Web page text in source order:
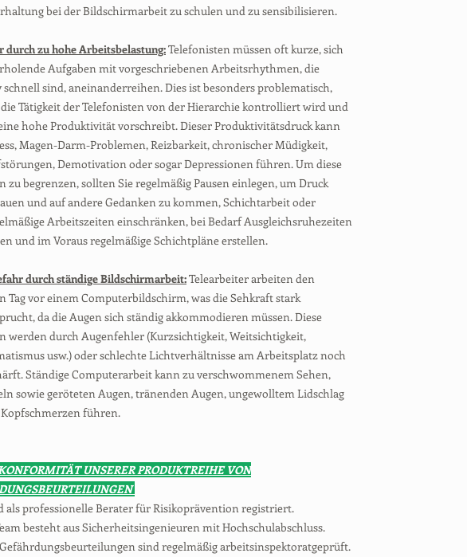
bei der Bildschirmarbeit zu schulen und zu sensibilisieren.
durch zu hohe Arbeitsbelastung:Telefonisten müssen oft kurze, sich
Aufgaben mit vorgeschriebenen Arbeitsrhythmen, die
sind, aneinanderreihen. Dies ist besonders problematisch,
Tätigkeit der Telefonisten von der Hierarchie kontrolliert wird und
hohe Produktivität vorschreibt. Dieser Produktivitätsdruck kann
Magen-Darm-Problemen, Reizbarkeit, chronischer Müdigkeit,
Demotivation oder sogar Depressionen führen. Um diese
zu begrenzen, sollten Sie regelmäßig Pausen einlegen, um Druck
und auf andere Gedanken zu kommen, Schichtarbeit oder
Arbeitszeiten einschränken, bei Bedarf Ausgleichsruhezeiten
und im Voraus regelmäßige Schichtpläne erstellen.
durch ständige Bildschirmarbeit:Telearbeiter arbeiten den
Tag vor einem Computerbildschirm, was die Sehkraft stark
da die Augen sich ständig akkommodieren müssen. Diese
werden durch Augenfehler (Kurzsichtigkeit, Weitsichtigkeit,
usw.) oder schlechte Lichtverhältnisse am Arbeitsplatz noch
Ständige Computerarbeit kann zu verschwommenem Sehen,
sowie geröteten Augen, tränenden Augen, ungewolltem Lidschlag
führen.
UNSERER PRODUKTREIHE VON
als professionelle Berater für Risikoprävention registriert.
besteht aus Sicherheitsingenieuren mit Hochschulabschluss.
Gefährdungsbeurteilungen sind regelmäßig arbeitsinspektoratgeprüft.